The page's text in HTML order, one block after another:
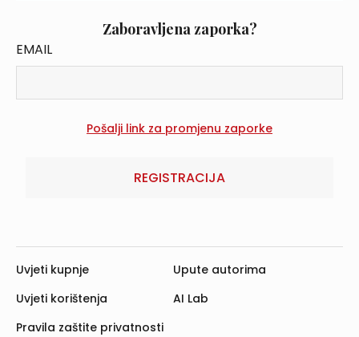
Zaboravljena zaporka?
EMAIL
REGISTRACIJA
Uvjeti kupnje
Uvjeti korištenja
Pravila zaštite privatnosti
Upute autorima
AI Lab